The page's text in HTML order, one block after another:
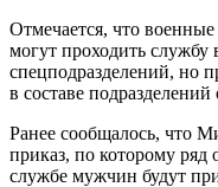
Отмечается, что
могут проходить службу
спецподразделений, но
в составе подразделений
Ранее сообщалось, что
приказ, по которому
службе мужчин будут